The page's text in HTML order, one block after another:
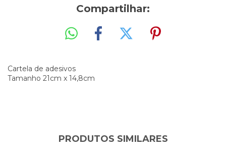
Compartilhar:
Cartela de adesivos
Tamanho 21cm x 14,8cm
PRODUTOS SIMILARES